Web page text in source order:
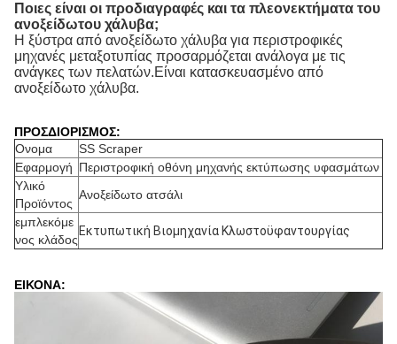
Ποιες είναι οι προδιαγραφές και τα πλεονεκτήματα του
ανοξείδωτου χάλυβα;
Η ξύστρα από ανοξείδωτο χάλυβα για περιστροφικές
μηχανές μεταξοτυπίας προσαρμόζεται ανάλογα με τις
ανάγκες των πελατών.Είναι κατασκευασμένο από
ανοξείδωτο χάλυβα.
ΠΡΟΣΔΙΟΡΙΣΜΟΣ:
Ονομα
SS Scraper
Εφαρμογή Περιστροφική οθόνη μηχανής εκτύπωσης υφασμάτων
Υλικό
Προϊόντος
Ανοξείδωτο ατσάλι
εμπλεκόμε
νος κλάδος
Εκτυπωτική Βιομηχανία Κλωστοϋφαντουργίας
ΕΙΚΟΝΑ: